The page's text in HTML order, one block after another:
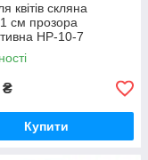
квітів скляна
см прозора
HP-10-7
₴
Купити